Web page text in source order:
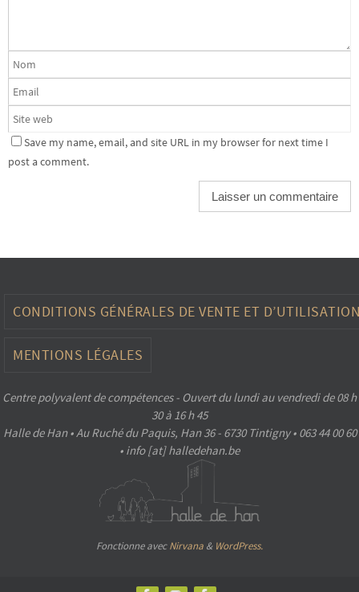
Save my name, email, and site URL in my browser for next time I
post a comment.
CONDITIONS GÉNÉRALES DE VENTE ET
MENTIONS LÉGALES
Centre polyvalent de compétences - Ouvert du lundi au vendredi de 08 h
30 à 16 h 45
Halle de Han • Au Ruché du Paquis, Han 36 - 6730 Tintigny • 063 44 00 60
• info [at] halledehan.be
Fonctionne avecNirvana & WordPress.